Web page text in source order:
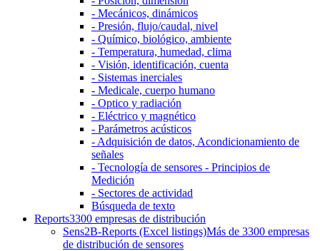
- Mecánicos, dinámicos
- Presión, flujo/caudal, nivel
- Químico, biológico, ambiente
- Temperatura, humedad, clima
- Visión, identificación, cuenta
- Sistemas inerciales
- Medicale, cuerpo humano
- Optico y radiación
- Eléctrico y magnético
- Parámetros acústicos
- Adquisición de datos, Acondicionamiento de
señales
- Tecnología de sensores - Principios de
Medición
- Sectores de actividad
Búsqueda de texto
Reports3300 empresas de distribución
Sens2B-Reports (Excel listings)Más de 3300 empresas
de distribución de sensores